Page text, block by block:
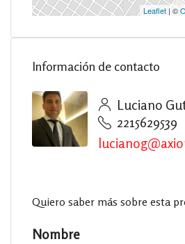
Leaflet | ©
Información de contacto
Luciano
2215629539
Quiero saber más sobre esta
Nombre